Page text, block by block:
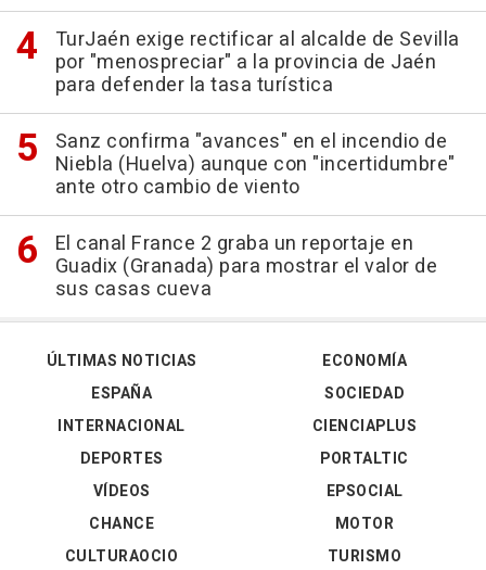
TurJaén exige rectificar al alcalde de Sevilla
por "menospreciar" a la provincia de Jaén
para defender la tasa turística
Sanz confirma "avances" en el incendio de
Niebla (Huelva) aunque con "incertidumbre"
ante otro cambio de viento
El canal France 2 graba un reportaje en
Guadix (Granada) para mostrar el valor de
sus casas cueva
ÚLTIMAS NOTICIAS
ESPAÑA
INTERNACIONAL
DEPORTES
VÍDEOS
ECONOMÍA
SOCIEDAD
CIENCIAPLUS
PORTALTIC
EPSOCIAL
CHANCE
CULTURAOCIO
MOTOR
TURISMO